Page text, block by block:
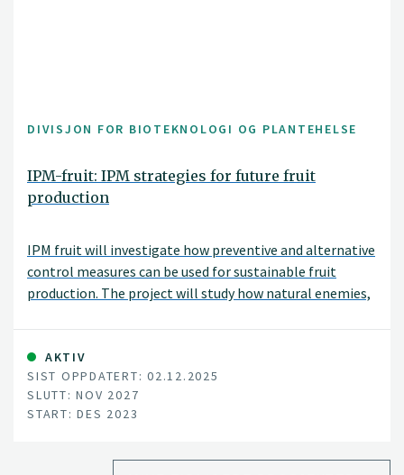
DIVISJON FOR BIOTEKNOLOGI OG PLANTEHELSE
IPM-fruit: IPM strategies for future fruit
production
IPM fruit will investigate how preventive and alternative
control measures can be used for sustainable fruit
production. The project will study how natural enemies,
combinations of these can be best applied under
Norwegian conditions. The project will be carried out in
collaboration with the Norwegian University of Life
Sciences (NMBU), the Norwegian advisory service (NLR),
NIAB East Malling (UK), IRTA (Sapin), and also in close
AKTIV
SIST OPPDATERT: 02.12.2025
SLUTT: NOV 2027
START: DES 2023